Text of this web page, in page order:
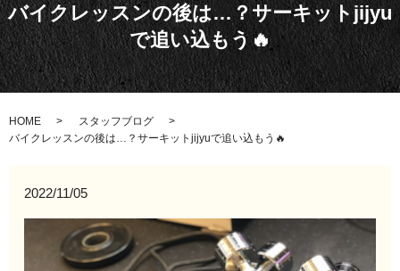
バイクレッスンの後は…？サーキットjijyu
で追い込もう🔥
HOME
スタッフブログ
バイクレッスンの後は…？サーキットjijyuで追い込もう🔥
2022/11/05